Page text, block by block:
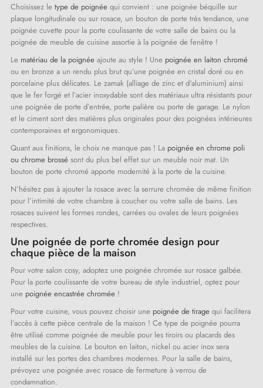
Choisissez le type de poignée qui convient : une poignée béquille sur
plaque longitudinale ou sur rosace, un bouton de porte très tendance, une
poignée cuvette pour la porte coulissante de votre salle de bains ou la
poignée de meuble de cuisine assortie à la poignée de fenêtre !
Le matériau de la poignée ajoute au style ! Une poignée en laiton chromé
ou en bronze a un rendu plus brut qu’une poignée en cristal doré ou en
porcelaine plus délicates. Le zamak (alliage de zinc et d'aluminium) ainsi
que le fer forgé et l’acier inoxydable sont des matériaux ultra résistants pour
une poignée de porte d’entrée, porte palière ou porte de garage. Le nylon
et le ciment sont des matières plus originales pour des poignées intérieures
contemporaines et ergonomiques.
Quant aux finitions, le choix ne manque pas ! La poignée en chrome poli
ou chrome brossé sont du plus bel effet sur un meuble noir mat. Un
bouton de porte chromé apporte modernité à la porte de la cuisine.
N’hésitez pas à ajouter la rosace avec la serrure chromée de même finition
pour l’intimité de votre chambre à coucher ou votre salle de bains. Les
rosaces suivent les formes rondes, carrées ou ovales de leurs poignées
respectives.
Une poignée de porte chromée design pour
chaque pièce de la maison
Pour votre salon cosy, adoptez une poignée chromée sur rosace galbée.
Pour la porte coulissante de votre bureau de style industriel, optez pour
une poignée encastrée chromée !
Pour votre cuisine, vous pouvez choisir une poignée de tirage qui facilitera
l’accès à cette pièce centrale de la maison ! Ce type de poignée pourra
être utilisé comme poignée de meuble pour les tiroirs ou placards des
meubles de la cuisine. Le bouton en laiton, nickel ou acier inox sera
installé sur les portes des chambres modernes. Pour la salle de bains,
prévoyez une poignée avec rosace de fermeture à verrou de
condamnation.